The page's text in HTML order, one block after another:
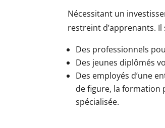
Nécessitant un
restreint d’apprenants. Il
Des professionnels
Des jeunes diplômés
Des employés d’une
de figure, la formation
spécialisée.